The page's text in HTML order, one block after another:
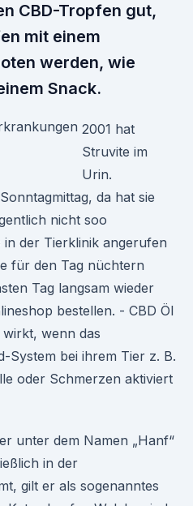
CBD-Tropfen gut,
mit einem
werden, wie
Snack.
2001 hat
Struvite im
Urin.
da hat sie
nicht soo
der Tierklinik angerufen
für den Tag nüchtern
Tag langsam wieder
bestellen. - CBD Öl
wenn das
System bei ihrem Tier z. B.
oder Schmerzen aktiviert
unter dem Namen „Hanf“
in der
gilt er als sogenanntes